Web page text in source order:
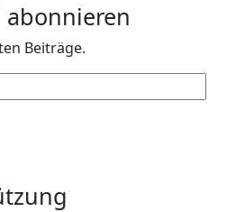
abonnieren
Beiträge.